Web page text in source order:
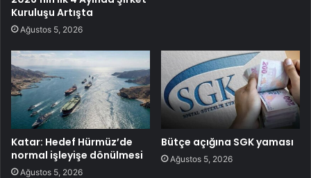
Kuruluşu Artışta
Ağustos 5, 2026
Katar: Hedef Hürmüz’de
normal işleyişe dönülmesi
Ağustos 5, 2026
Bütçe açığına SGK yaması
Ağustos 5, 2026